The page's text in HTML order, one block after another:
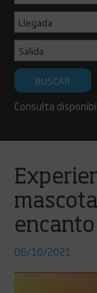
BUSCAR
Consulta
encanto
06/10/2021